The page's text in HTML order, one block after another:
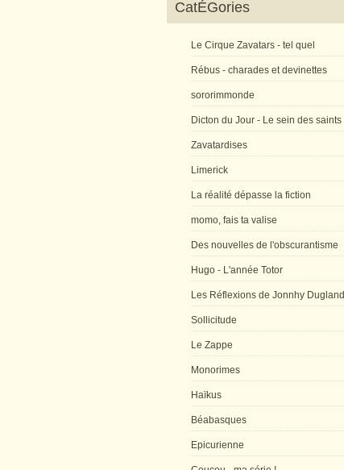
CatÉGories
Le Cirque Zavatars - tel quel
Rébus - charades et devinettes
sororimmonde
Dicton du Jour - Le sein des saints
Zavatardises
Limerick
La réalité dépasse la fiction
momo, fais ta valise
Des nouvelles de l'obscurantisme
Hugo - L'année Totor
Les Réflexions de Jonnhy Dugland
Sollicitude
Le Zappe
Monorimes
Haïkus
Béabasques
Epicurienne